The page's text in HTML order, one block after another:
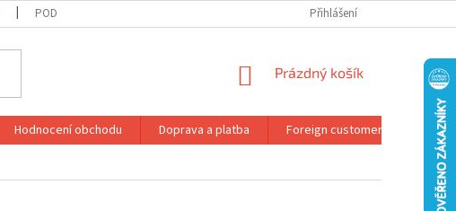
PODMÍNKY OCHRANY OSOBNÍCH ÚDAJŮ REKLAMAČNÍ ŘÁD
Přihlášení
NÁKUPNÍ
Prázdný košík
Hodnocení obchodu Doprava a platba Foreign customers